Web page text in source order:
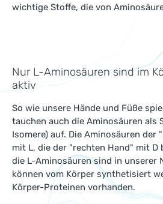
wichtige Stoffe, die von
Nur L-Aminosäuren sind im
aktiv
So wie unsere Hände und Füße
tauchen auch die Aminosäuren als
Isomere) auf. Die Aminosäuren der
mit L, die der "rechten Hand" mit D
die L-Aminosäuren sind in unserer
können vom Körper synthetisiert
Körper-Proteinen vorhanden.